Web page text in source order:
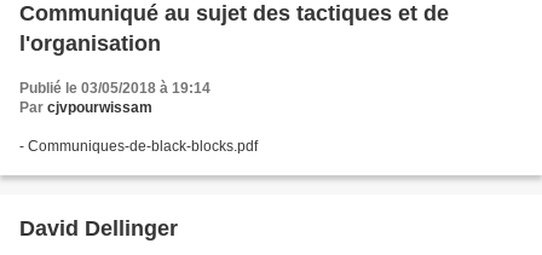
Communiqué au sujet des tactiques et de
l'organisation
Publié le 03/05/2018 à 19:14
Par cjvpourwissam
- Communiques-de-black-blocks.pdf
David Dellinger